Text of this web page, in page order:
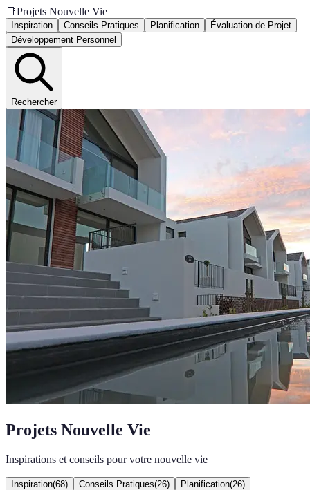
📑Projets Nouvelle Vie
Inspiration Conseils Pratiques Planification
Évaluation de Projet
Développement Personnel
Rechercher
Projets Nouvelle Vie
Inspirations et conseils pour votre nouvelle vie
Inspiration(68) Conseils Pratiques(26) Planification(26)